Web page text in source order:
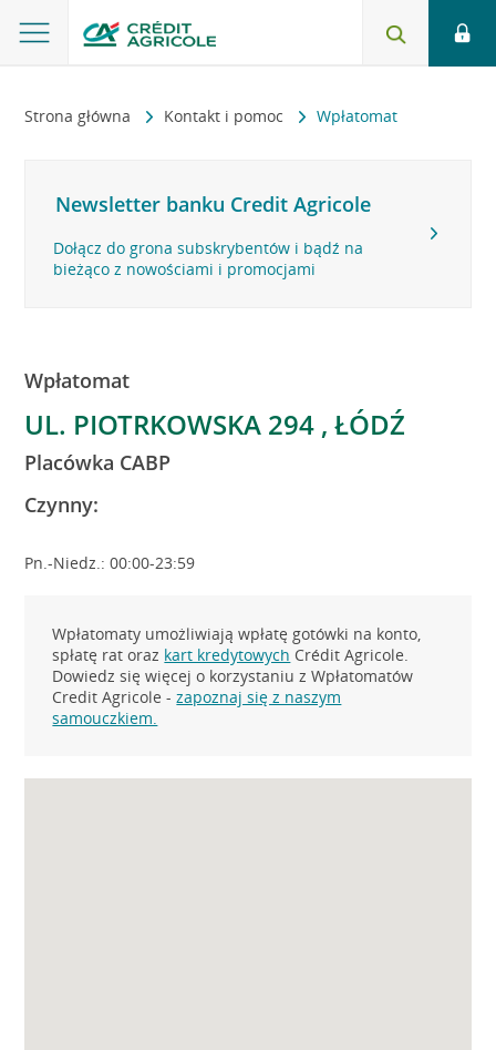
Strona główna Kontakt i pomoc Wpłatomat
Newsletter banku Credit Agricole
Dołącz do grona subskrybentów i bądź na
bieżąco z nowościami i promocjami
Wpłatomat
UL. PIOTRKOWSKA 294 , ŁÓDŹ
Placówka CABP
Czynny:
Pn.-Niedz.: 00:00-23:59
Wpłatomaty umożliwiają wpłatę gotówki na konto,
spłatę rat oraz kart kredytowych Crédit Agricole.
Dowiedz się więcej o korzystaniu z Wpłatomatów
Credit Agricole -zapoznaj się z naszym
samouczkiem.